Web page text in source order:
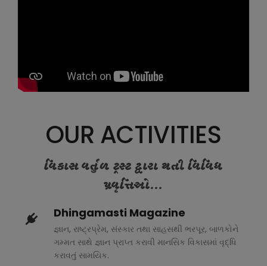
OUR ACTIVITIES
વિકાસ વર્તુળ ટ્રસ્ટ દ્વારા થતી વિવિધ
પ્રવૃત્તિઓ...
Dhingamasti Magazine
જ્ઞાન, રાષ્ટ્રપ્રેમ, સંસ્કાર તથા સાહસથી ભરપૂર, બાળકોને
ગમ્મત સાથે જ્ઞાન પ્રાપ્ત કરાવી માનસિક વિકાસમાં વૃદ્ધિ
કરાવતું સામયિક.